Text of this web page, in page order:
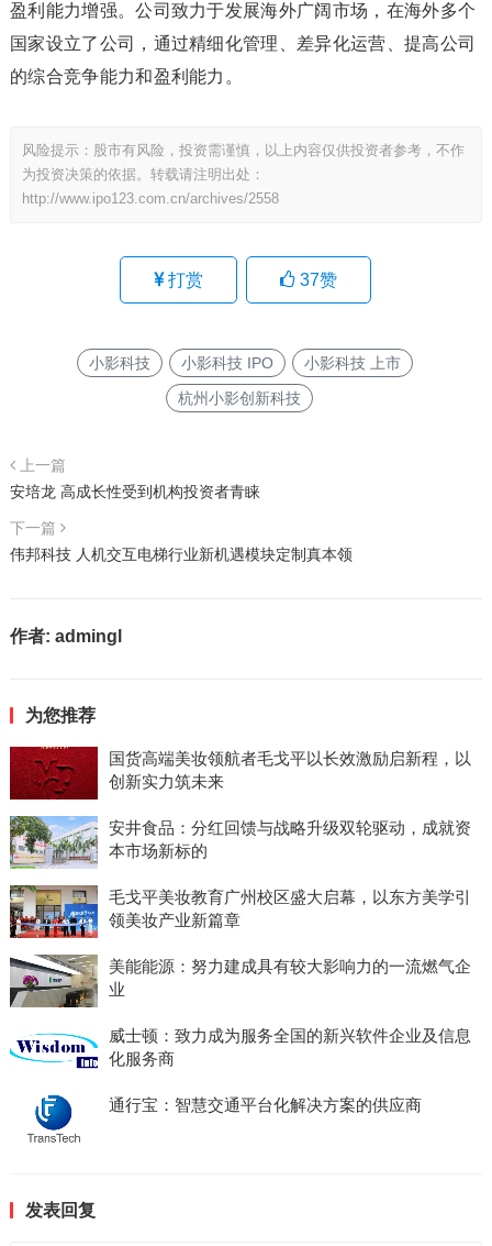
盈利能力增强。公司致力于发展海外广阔市场，在海外多个
国家设立了公司，通过精细化管理、差异化运营、提高公司
的综合竞争能力和盈利能力。
风险提示：股市有风险，投资需谨慎，以上内容仅供投资者参考，不作
为投资决策的依据。转载请注明出处：
http://www.ipo123.com.cn/archives/2558
打赏 37赞
小影科技 小影科技 IPO
小影科技 上市
杭州小影创新科技
上一篇
安培龙 高成长性受到机构投资者青睐
下一篇
伟邦科技 人机交互电梯行业新机遇模块定制真本领
作者: admingl
为您推荐
国货高端美妆领航者毛戈平以长效激励启新程，以
创新实力筑未来
安井食品：分红回馈与战略升级双轮驱动，成就资
本市场新标的
毛戈平美妆教育广州校区盛大启幕，以东方美学引
领美妆产业新篇章
美能能源：努力建成具有较大影响力的一流燃气企
业
威士顿：致力成为服务全国的新兴软件企业及信息
化服务商
通行宝：智慧交通平台化解决方案的供应商
发表回复